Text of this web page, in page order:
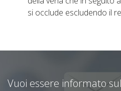
si occlude escludendo il
Vuoi essere informato